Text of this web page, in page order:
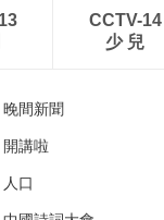
CCTV-14
少 兒
晚間新聞
開講啦
人口